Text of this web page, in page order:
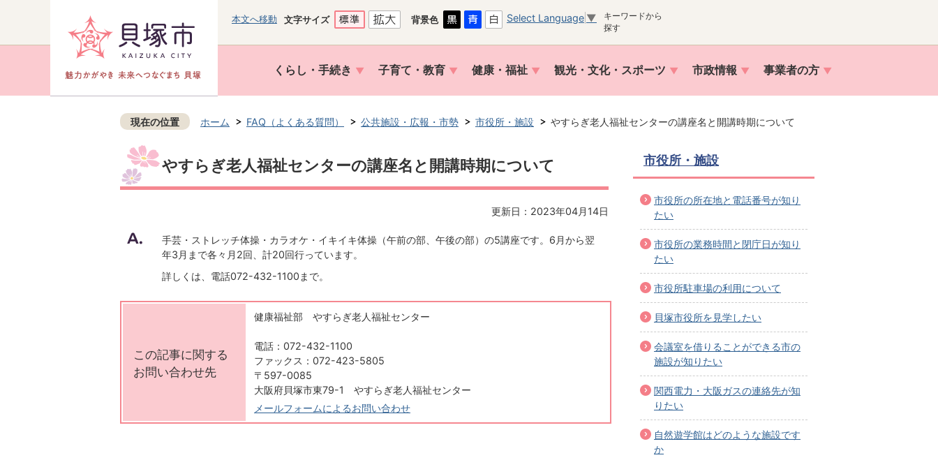
本文へ移動 文字サイズ 背景色 Select Language ▼
キーワードから
探す
くらし・手続き 子育て・教育 健康・福祉 観光・文化・スポーツ 市政情報 事業者の方
現在の位置 ホーム FAQ（よくある質問） 公共施設・広報・市勢 市役所・施設 やすらぎ老人福祉センターの講座名と開講時期について
やすらぎ老人福祉センターの講座名と開講時期について
更新日：2023年04月14日
手芸・ストレッチ体操・カラオケ・イキイキ体操（午前の部、午後の部）の5講座です。6月から翌
年3月まで各々月2回、計20回行っています。
詳しくは、電話072-432-1100まで。
この記事に関する
お問い合わせ先
健康福祉部 やすらぎ老人福祉センター
電話：072-432-1100
ファックス：072-423-5805
〒597-0085
大阪府貝塚市東79-1 やすらぎ老人福祉センター
メールフォームによるお問い合わせ
市役所・施設
市役所の所在地と電話番号が知り
たい
市役所の業務時間と閉庁日が知り
たい
市役所駐車場の利用について
貝塚市役所を見学したい
会議室を借りることができる市の
施設が知りたい
関西電力・大阪ガスの連絡先が知
りたい
自然遊学館はどのような施設です
か